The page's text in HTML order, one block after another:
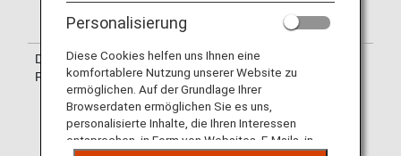
angegebene Abflugterminal.
Durchführende
Fluggesellschaft
Einige Flüge werden ggf. von den
Codeshare-Fluggesellschaften von Air
New Zealand durchgeführt, darunter
Wamos Air. Die angebotenen Services
können von den auf Air New Zealand-
Flügen gebotenen Services abweichen.
Personalisierung
Diese Cookies helfen uns Ihnen eine
komfortablere Nutzung unserer Website zu
ermöglichen. Auf der Grundlage Ihrer
Browserdaten ermöglichen Sie es uns,
personalisierte Inhalte, die Ihren Interessen
entsprechen, in Form von Websites, E-Mails, in